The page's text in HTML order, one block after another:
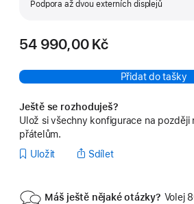
Podpora až dvou externích displejů
54 990,00 Kč
Přidat do tašky
Ještě se rozhoduješ?
Ulož si všechny konfigurace na později
přátelům.
Uložit
Sdílet
Máš ještě nějaké otázky? Volej